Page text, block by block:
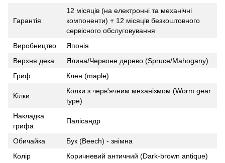
Гарантія
12 місяців (на електронні та механічні
компоненти) + 12 місяців безкоштовного
сервісного обслуговування
Виробництво
Японія
Верхня дека
Ялина/Червоне дерево (Spruce/Mahogany)
Гриф
Клен (maple)
Кілки
Колки з черв'ячним механізмом (Worm gear
type)
Накладка
грифа
Палісандр
Обичайка
Бук (Beech) - знімна
Колір
Коричневий античний (Dark-brown antique)